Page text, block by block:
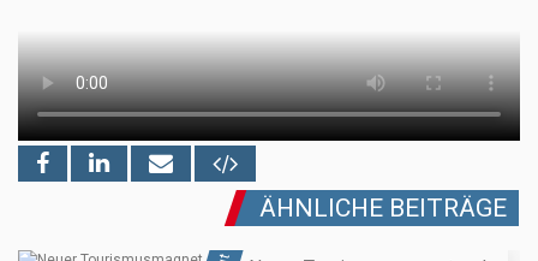
ÄHNLICHE BEITRÄGE